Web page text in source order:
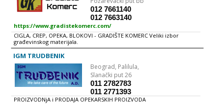
pogonom, pogonom za izradu montažne (fert) tavanice, kamionima za
dovoz i razvoz materijala, viljuškarima itd.
012 7661140
012 7663140
https://www.gradistekomerc.com/
CIGLA, CREP, OPEKA, BLOKOVI - GRADIŠTE KOMERC Veliki izbor
građevinskog materijala.
IGM TRUDBENIK
Beograd, Palilula,
Slanački put 26
011 2782783
011 2771393
PROIZVODNjA i PRODAJA OPEKARSKIH PROIZVODA